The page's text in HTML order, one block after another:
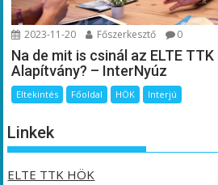
2023-11-20 Főszerkesztő 0
Na de mit is csinál az ELTE
Alapítvány? – InterNyúz
Eltekintés Főoldal HÖK Interjú
Linkek
ELTE TTK HÖK